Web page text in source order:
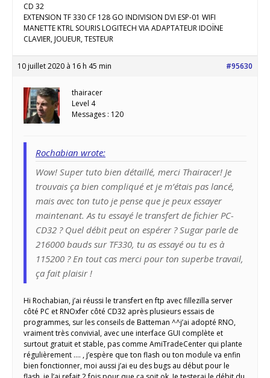
CD 32
EXTENSION TF 330 CF 128 GO INDIVISION DVI ESP-01 WIFI
MANETTE KTRL SOURIS LOGITECH VIA ADAPTATEUR IDOÏNE
CLAVIER, JOUEUR, TESTEUR
10 juillet 2020 à 16 h 45 min #95630
thairacer
Level 4
Messages : 120
Rochabian wrote:
Wow! Super tuto bien détaillé, merci Thairacer! Je
trouvais ça bien compliqué et je m’étais pas lancé,
mais avec ton tuto je pense que je peux essayer
maintenant. As tu essayé le transfert de fichier PC-
CD32 ? Quel débit peut on espérer ? Sugar parle de
216000 bauds sur TF330, tu as essayé ou tu es à
115200 ? En tout cas merci pour ton superbe travail,
ça fait plaisir !
Hi Rochabian, j’ai réussi le transfert en ftp avec fillezilla server
côté PC et RNOxfer côté CD32 après plusieurs essais de
programmes, sur les conseils de Batteman ^^j’ai adopté RNO,
vraiment très convivial, avec une interface GUI complète et
surtout gratuit et stable, pas comme AmiTradeCenter qui plante
régulièrement …. , j’espère que ton flash ou ton module va enfin
bien fonctionner, moi aussi j’ai eu des bugs au début pour le